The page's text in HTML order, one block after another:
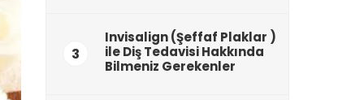
3
Invisalign (Şeffaf Plaklar )
ile Diş Tedavisi Hakkında
Bilmeniz Gerekenler